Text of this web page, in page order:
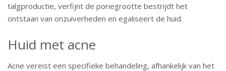
talgproductie, verfijnt de poriegrootte bestrijdt het
ontstaan van onzuiverheden en egaliseert de huid.
Huid met acne
Acne vereist een specifieke behandeling, afhankelijk van het